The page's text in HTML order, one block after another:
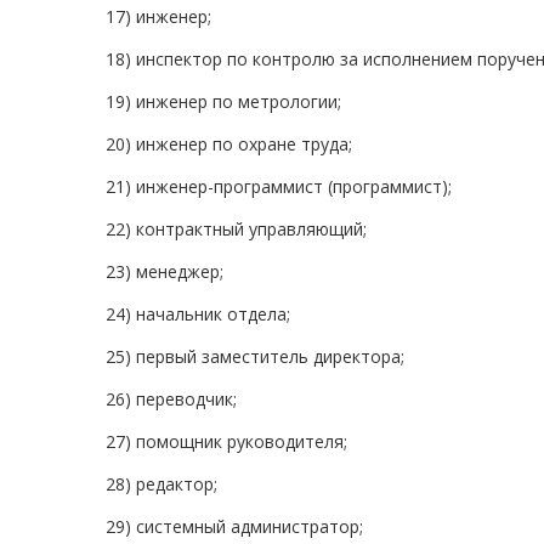
17) инженер;
18) инспектор по контролю за исполнением
19) инженер по метрологии;
20) инженер по охране труда;
21) инженер-программист (программист);
22) контрактный управляющий;
23) менеджер;
24) начальник отдела;
25) первый заместитель директора;
26) переводчик;
27) помощник руководителя;
28) редактор;
29) системный администратор;